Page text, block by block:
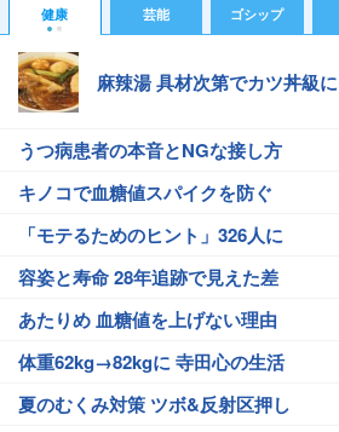
健康 芸能 ゴシップ
麻辣湯 具材次第でカツ丼級に
うつ病患者の本音とNGな接し方
キノコで血糖値スパイクを防ぐ
「モテるためのヒント」326人に
容姿と寿命 28年追跡で見えた差
あたりめ 血糖値を上げない理由
体重62kg→82kgに 寺田心の生活
夏のむくみ対策 ツボ&反射区押し